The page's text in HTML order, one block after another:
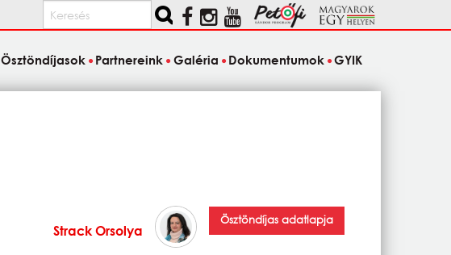
Keresés
Ösztöndíjasok Partnereink Galéria Dokumentumok GYIK
Strack Orsolya
Ösztöndíjas adatlapja